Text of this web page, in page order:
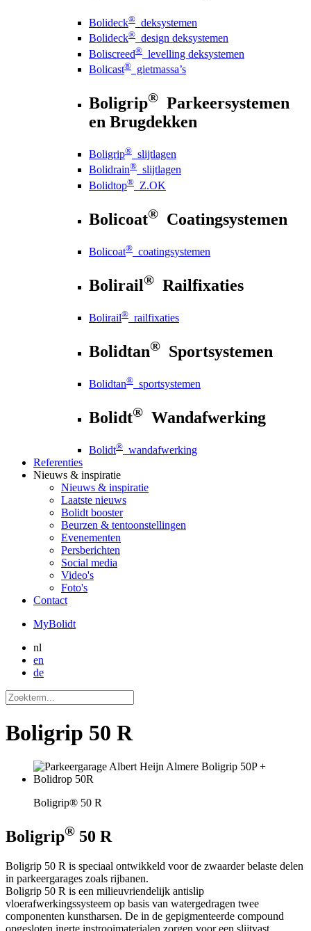
Bolideck® deksystemen
Bolideck® design deksystemen
Boliscreed® levelling deksystemen
Bolicast® gietmassa’s
Boligrip® Parkeersystemen
en Brugdekken
Boligrip® slijtlagen
Bolidrain® slijtlagen
Bolidtop® Z.OK
Bolicoat® Coatingsystemen
Bolicoat® coatingsystemen
Bolirail® Railfixaties
Bolirail® railfixaties
Bolidtan® Sportsystemen
Bolidtan® sportsystemen
Bolidt® Wandafwerking
Bolidt® wandafwerking
Referenties
Nieuws & inspiratie
Nieuws & inspiratie
Laatste nieuws
Bolidt booster
Beurzen & tentoonstellingen
Evenementen
Persberichten
Social media
Video's
Foto's
Contact
MyBolidt
nl
en
de
Boligrip 50 R
Boligrip® 50 R
Boligrip® 50 R
Boligrip 50 R is speciaal ontwikkeld voor de zwaarder belaste delen
in parkeergarages zoals rijbanen.
Boligrip 50 R is een milieuvriendelijk antislip
vloerafwerkingssysteem op basis van watergedragen twee
componenten kunstharsen. De in de gepigmenteerde compound
opgesloten inerte instrooimaterialen zorgen voor een slijtvast